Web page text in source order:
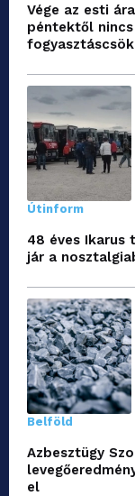
Vége az esti
péntektől
Útinform
48 éves Ikarus
jár a
Belföld
Azbesztügy
el